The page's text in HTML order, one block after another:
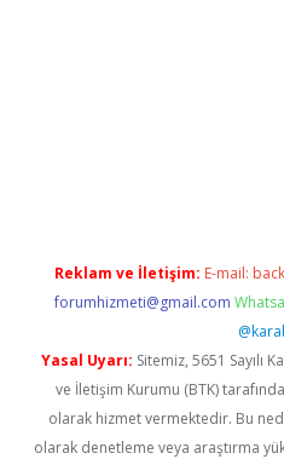
Reklam ve İletişim: E-mail:
forumhizmeti@gmail.com
Yasal Uyarı: Sitemiz, 5651 Sayılı
ve İletişim Kurumu (BTK)
olarak hizmet vermektedir. Bu
olarak denetleme veya araştırma